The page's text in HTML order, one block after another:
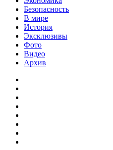
Безопасность
В мире
История
Эксклюзивы
Фото
Видео
Архив